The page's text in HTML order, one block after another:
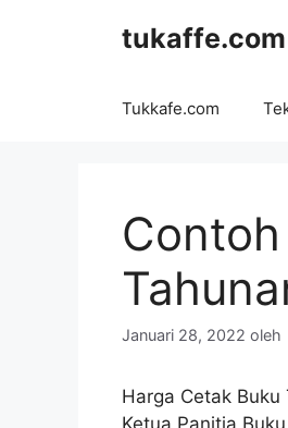
tukaffe.com
Tukkafe.com
Januari 28, 2022 oleh
Harga Cetak